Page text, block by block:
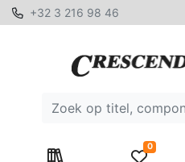
+32 3 216 98 46
0